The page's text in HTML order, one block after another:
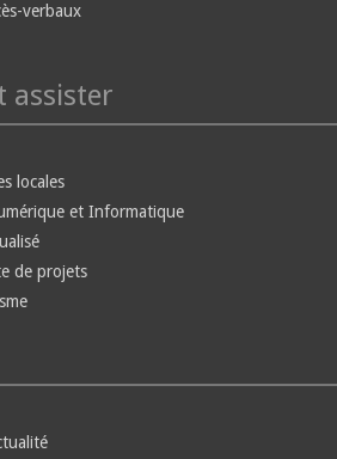
verbaux
assister
locales
et Informatique
de projets